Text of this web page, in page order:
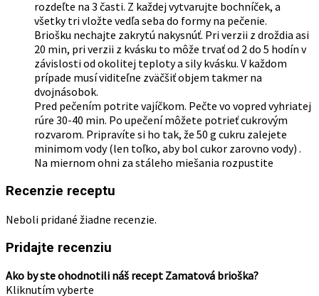
rozdeľte na 3 časti. Z každej vytvarujte bochníček, a
všetky tri vložte vedľa seba do formy na pečenie.
Briošku nechajte zakrytú nakysnúť. Pri verzii z droždia asi
20 min, pri verzii z kvásku to môže trvať od 2 do 5 hodín v
závislosti od okolitej teploty a sily kvásku. V každom
prípade musí viditeľne zväčšiť objem takmer na
dvojnásobok.
Pred pečením potrite vajíčkom. Pečte vo vopred vyhriatej
rúre 30-40 min. Po upečení môžete potrieť cukrovým
rozvarom. Pripravíte si ho tak, že 50 g cukru zalejete
minimom vody (len toľko, aby bol cukor zarovno vody) .
Na miernom ohni za stáleho miešania rozpustite
Recenzie receptu
Neboli pridané žiadne recenzie.
Pridajte recenziu
Ako by ste ohodnotili náš recept Zamatová brioška?
Kliknutím vyberte